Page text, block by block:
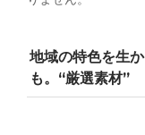
地域の特色を生
も。“厳選素材”